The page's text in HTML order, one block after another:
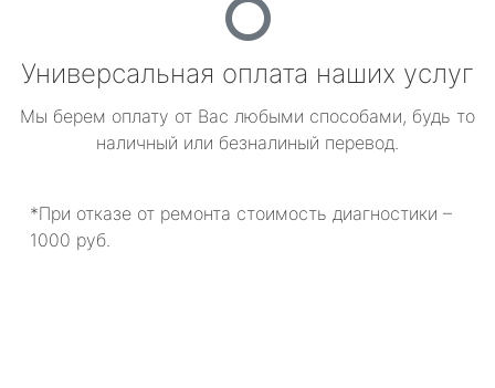
Универсальная оплата наших услуг
Мы берем оплату от Вас любыми способами, будь то
наличный или безналиный перевод.
*При отказе от ремонта стоимость диагностики –
1000 руб.